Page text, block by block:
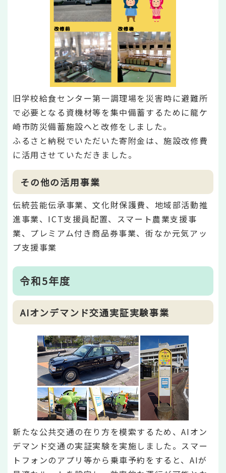
旧学校給食センター第一調理場を災害時に避難所
で必要となる資機材等を集中備蓄するために龍ケ
崎市防災備蓄施設へと改修をしました。
ふるさと納税でいただいた寄附金は、施設改修費
に活用させていただきました。
その他の活用事業
伝統芸能伝承事業、文化財保護費、地域部活動推
進事業、ICT支援員配置、スマート農業支援事
業、プレミアム付き商品券事業、街なか元気アッ
プ支援事業
令和5年度
AIオンデマンド交通実証実験事業
新たな公共交通の在り方を模索するため、AIオン
デマンド交通の実証実験を実施しました。スマー
トフォンのアプリ等から乗車予約をすると、AIが